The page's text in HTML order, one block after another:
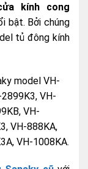
kính cong
bật. Bởi chúng
tủ đông kính
model VH-
VH-
VH-
VH-888KA,
VH-1008KA.